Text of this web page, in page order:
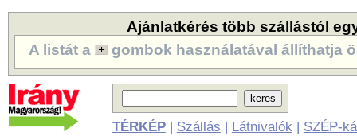
Ajánlatkérés több szállástól
A listát a
gombok használatával állíthatja
TÉRKÉP| Szállás | Látnivalók | SZÉP-